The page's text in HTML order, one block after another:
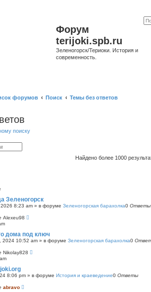
Форум
terijoki.spb.ru
Зеленогорск/Териоки. История и
современность.
форумов Поиск Темы без ответов
поиску
Найдено более 1000
Зеленогорск
8:23 am » в форуме Зеленогорская барахолка0 Ответы
Alexeu98
дома под ключ
2024 10:52 am » в форуме Зеленогорская барахолка0
Nikolay828
8:06 pm » в форуме История и краеведение0 Ответы
abravo